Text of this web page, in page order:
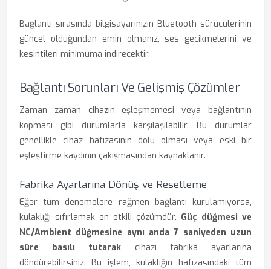
Bağlantı sırasında bilgisayarınızın Bluetooth sürücülerinin
güncel olduğundan emin olmanız, ses gecikmelerini ve
kesintileri minimuma indirecektir.
Bağlantı Sorunları Ve Gelişmiş Çözümler
Zaman zaman cihazın eşleşmemesi veya bağlantının
kopması gibi durumlarla karşılaşılabilir. Bu durumlar
genellikle cihaz hafızasının dolu olması veya eski bir
eşleştirme kaydının çakışmasından kaynaklanır.
Fabrika Ayarlarına Dönüş ve Resetleme
Eğer tüm denemelere rağmen bağlantı kurulamıyorsa,
kulaklığı sıfırlamak en etkili çözümdür. Güç düğmesi ve
NC/Ambient düğmesine aynı anda 7 saniyeden uzun
süre basılı tutarak cihazı fabrika ayarlarına
döndürebilirsiniz. Bu işlem, kulaklığın hafızasındaki tüm